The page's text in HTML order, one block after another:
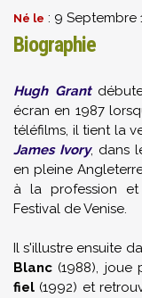
Né le : 9 Septembre
Biographie
Hugh Grantdébute
écran en 1987
téléfilms, il tient la
James Ivory, dans
en pleine
à la profession
Festival de Venise.
Il s'illustre ensuite
Blanc (1988), joue
fiel (1992) et